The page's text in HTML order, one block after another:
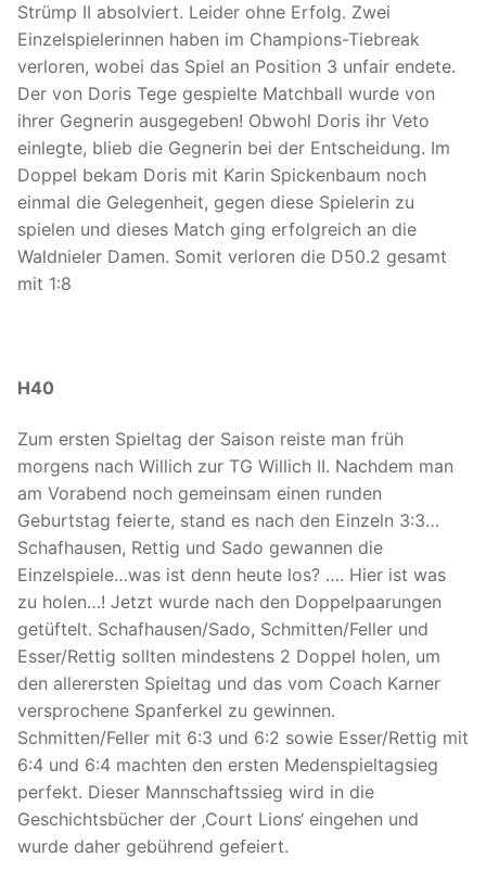
Strümp II absolviert. Leider ohne Erfolg. Zwei
Einzelspielerinnen haben im Champions-Tiebreak
verloren, wobei das Spiel an Position 3 unfair endete.
Der von Doris Tege gespielte Matchball wurde von
ihrer Gegnerin ausgegeben! Obwohl Doris ihr Veto
einlegte, blieb die Gegnerin bei der Entscheidung. Im
Doppel bekam Doris mit Karin Spickenbaum noch
einmal die Gelegenheit, gegen diese Spielerin zu
spielen und dieses Match ging erfolgreich an die
Waldnieler Damen. Somit verloren die D50.2 gesamt
mit 1:8
H40
Zum ersten Spieltag der Saison reiste man früh
morgens nach Willich zur TG Willich II. Nachdem man
am Vorabend noch gemeinsam einen runden
Geburtstag feierte, stand es nach den Einzeln 3:3…
Schafhausen, Rettig und Sado gewannen die
Einzelspiele…was ist denn heute los? …. Hier ist was
zu holen…! Jetzt wurde nach den Doppelpaarungen
getüftelt. Schafhausen/Sado, Schmitten/Feller und
Esser/Rettig sollten mindestens 2 Doppel holen, um
den allerersten Spieltag und das vom Coach Karner
versprochene Spanferkel zu gewinnen.
Schmitten/Feller mit 6:3 und 6:2 sowie Esser/Rettig mit
6:4 und 6:4 machten den ersten Medenspieltagsieg
perfekt. Dieser Mannschaftssieg wird in die
Geschichtsbücher der ‚Court Lions‘ eingehen und
wurde daher gebührend gefeiert.